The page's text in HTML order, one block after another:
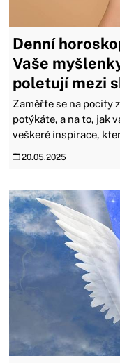
Denní
Vaše
poletují mezi
Zaměřte se na pocity
potýkáte, a na to, jak
veškeré inspirace,
20.05.2025